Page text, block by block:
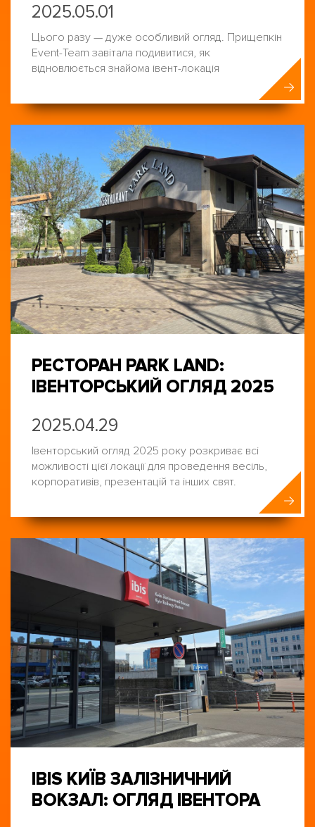
2025.05.01
Цього разу — дуже особливий огляд. Прищепкін
Event-Team завітала подивитися, як
відновлюється знайома івент-локація
РЕСТОРАН PARK LAND:
ІВЕНТОРСЬКИЙ ОГЛЯД 2025
2025.04.29
Івенторський огляд 2025 року розкриває всі
можливості цієї локації для проведення весіль,
корпоративів, презентацій та інших свят.
IBIS КИЇВ ЗАЛІЗНИЧНИЙ
ВОКЗАЛ: ОГЛЯД ІВЕНТОРА